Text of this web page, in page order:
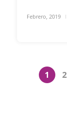
Febrero, 2019
1 2